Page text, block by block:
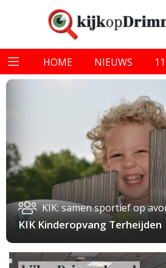
HOME NIEUWS
KIK: samen sportief op
KIK Kinderopvang Terheijden